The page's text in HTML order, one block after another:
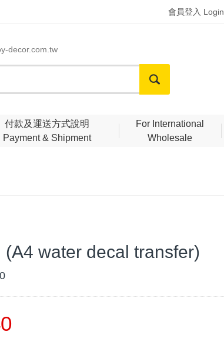
會員登入 Login
decor.com.tw
付款及運送方式說明
Payment & Shipment
For International
Wholesale
(A4 water decal transfer)